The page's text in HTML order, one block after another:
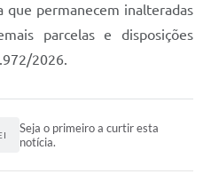
permanecem inalteradas
parcelas e disposições
2026.
Seja o primeiro a curtir esta
notícia.